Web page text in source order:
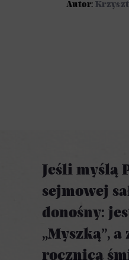
Autor:
Jeśli myślą
sejmowej
donośny:
„Myszką”,
rocznica